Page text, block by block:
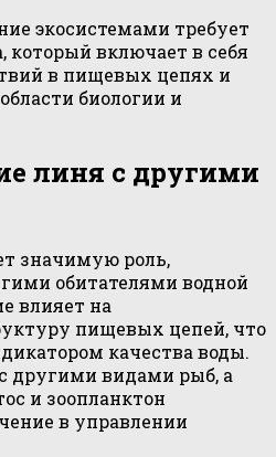
экосистемами требует
который включает в себя
в пищевых цепях и
биологии и
линя с другими
значимую роль,
обитателями водной
влияет на
пищевых цепей, что
качества воды.
другими видами рыб, а
и зоопланктон
в управлении